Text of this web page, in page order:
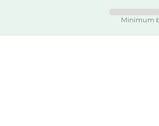
Minimum